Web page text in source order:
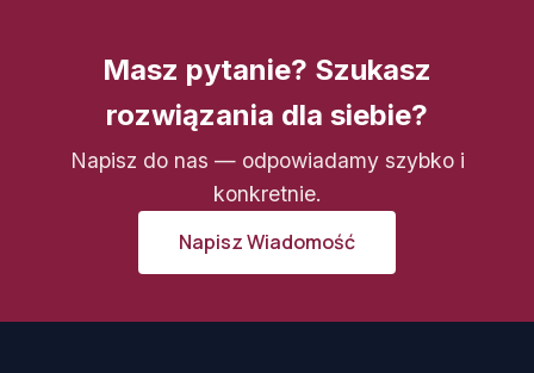
Masz pytanie? Szukasz
rozwiązania dla siebie?
Napisz do nas — odpowiadamy szybko i
konkretnie.
Napisz Wiadomość